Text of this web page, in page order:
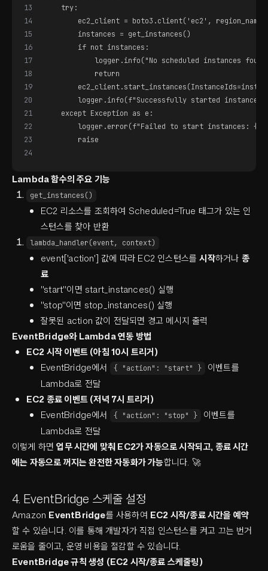
13
14
15
16
17
18
19
20
21
22
23
24
    try:
ec2_client = boto3.client('ec2',
        instances = get_instances()
        if not instances:
logger.info("No scheduled instances
            return
logger.info(f"Successfully started
    except Exception as e:
logger.error(f"Failed to start instances:
        raise
Lambda 함수의 주요 기능
get_instances()
EC2 리소스를 조회하여 Scheduled=True 태그가 있는 인
스턴스를 찾아 반환
lambda_handler(event, context)
event['action'] 값에 따라 EC2 인스턴스를시작하거나 종
료
"start"이면 start_instances() 실행
"stop"이면 stop_instances() 실행
잘못된 action 값이 전달되면 경고 메시지 출력
EventBridge와 Lambda 연동 방법
EC2 시작 이벤트 (아침 10시 트리거)
EventBridge에서
{ "action": "start" }
이벤트를
Lambda로 전달
EC2 종료 이벤트 (저녁 7시 트리거)
EventBridge에서
{ "action": "stop" }
이벤트를
Lambda로 전달
이렇게 하면업무 시간에 맞춰 EC2가 자동으로 시작되고, 종료 시간
에는 자동으로 꺼지는 완전한 자동화가 가능합니다. 🚀
4. EventBridge 스케줄 설정
Amazon EventBridge를 사용하여 EC2 시작/종료 시간을 예약
할 수 있습니다. 이를 통해 개발자가 직접 인스턴스를 켜고 끄는 번거
로움을 줄이고, 운영 비용을 절감할 수 있습니다.
EventBridge 규칙 생성 (EC2 시작/종료 스케줄링)